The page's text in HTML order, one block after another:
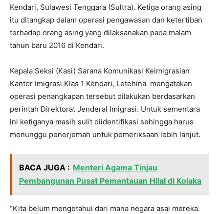
Kendari, Sulawesi Tenggara (Sultra). Ketiga orang asing
itu ditangkap dalam operasi pengawasan dan ketertiban
terhadap orang asing yang dilaksanakan pada malam
tahun baru 2016 di Kendari.
Kepala Seksi (Kasi) Sarana Komunikasi Keimigrasian
Kantor Imigrasi Klas 1 Kendari, Letehina mengatakan
operasi penangkapan tersebut dilakukan berdasarkan
perintah Direktorat Jenderal Imigrasi. Untuk sementara
ini ketiganya masih sulit diidentifikasi sehingga harus
menunggu penerjemah untuk pemeriksaan lebih lanjut.
BACA JUGA : Menteri Agama Tinjau
Pembangunan Pusat Pemantauan Hilal di Kolaka
“Kita belum mengetahui dari mana negara asal mereka.